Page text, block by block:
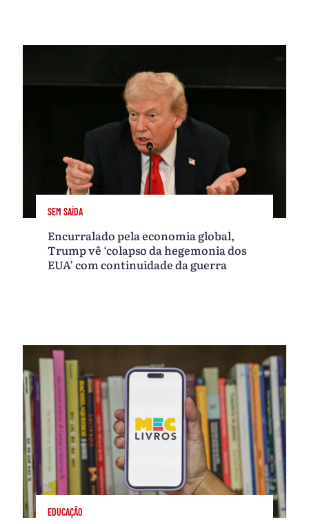
SEM SAÍDA
Encurralado pela economia global,
Trump vê ‘colapso da hegemonia dos
EUA’ com continuidade da guerra
EDUCAÇÃO